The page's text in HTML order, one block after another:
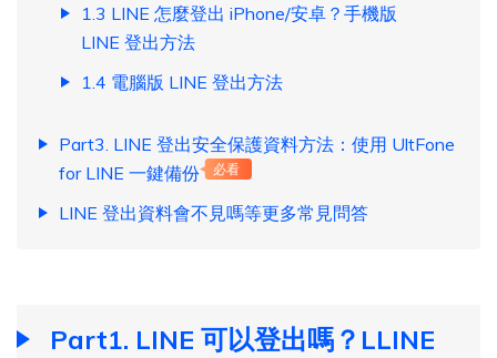
1.3 LINE 怎麼登出 iPhone/安卓？手機版
LINE 登出方法
1.4 電腦版 LINE 登出方法
Part3. LINE 登出安全保護資料方法：使用 UltFone
for LINE 一鍵備份
必看
LINE 登出資料會不見嗎等更多常見問答
Part1. LINE 可以登出嗎？LLINE